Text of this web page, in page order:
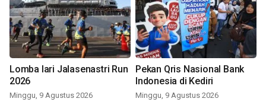
Lomba lari Jalasenastri Run
2026
Minggu, 9 Agustus 2026
Pekan Qris Nasional Bank
Indonesia di Kediri
Minggu, 9 Agustus 2026